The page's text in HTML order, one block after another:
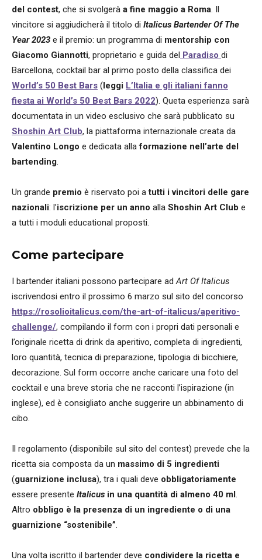
del contest, che si svolgerà a fine maggio a Roma. Il
vincitore si aggiudicherà il titolo di Italicus Bartender Of The
Year 2023 e il premio: un programma di mentorship con
Giacomo Giannotti, proprietario e guida del Paradiso di
Barcellona, cocktail bar al primo posto della classifica dei
World’s 50 Best Bars (leggi L’Italia e gli italiani fanno
fiesta ai World’s 50 Best Bars 2022). Queta esperienza sarà
documentata in un video esclusivo che sarà pubblicato su
Shoshin Art Club, la piattaforma internazionale creata da
Valentino Longo e dedicata allaformazione nell’arte del
bartending.
Un grande premio è riservato poi atutti i vincitori delle gare
nazionali: l’iscrizione per un anno alla Shoshin Art Club e
a tutti i moduli educational proposti.
Come partecipare
I bartender italiani possono partecipare adArt Of Italicus
iscrivendosi entro il prossimo 6 marzo sul sito del concorso
https://rosolioitalicus.com/the-art-of-italicus/aperitivo-
challenge/, compilando il form con i propri dati personali e
l’originale ricetta di drink da aperitivo, completa di ingredienti,
loro quantità, tecnica di preparazione, tipologia di bicchiere,
decorazione. Sul form occorre anche caricare una foto del
cocktail e una breve storia che ne racconti l’ispirazione (in
inglese), ed è consigliato anche suggerire un abbinamento di
cibo.
Il regolamento (disponibile sul sito del contest) prevede che la
ricetta sia composta da un massimo di 5 ingredienti
(guarnizione inclusa), tra i quali deve obbligatoriamente
essere presente Italicus in una quantità di almeno 40 ml.
Altro obbligo è la presenza di un ingrediente o di una
guarnizione “sostenibile”.
Una volta iscritto il bartender deve condividere la ricetta e